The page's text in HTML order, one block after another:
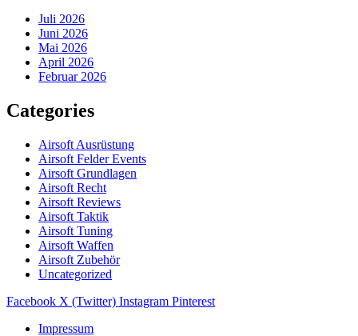
Juli 2026
Juni 2026
Mai 2026
April 2026
Februar 2026
Categories
Airsoft Ausrüstung
Airsoft Felder Events
Airsoft Grundlagen
Airsoft Recht
Airsoft Reviews
Airsoft Taktik
Airsoft Tuning
Airsoft Waffen
Airsoft Zubehör
Uncategorized
Facebook X (Twitter) Instagram Pinterest
Impressum